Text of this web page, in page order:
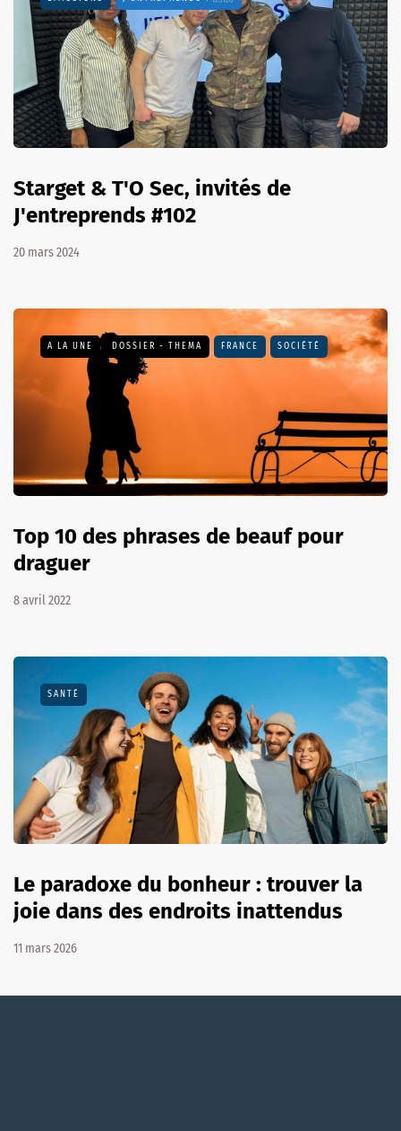
Starget & T'O Sec, invités de
J'entreprends #102
20 mars 2024
A LA UNE DOSSIER - THEMA FRANCE SOCIÉTÉ
Top 10 des phrases de beauf pour
draguer
8 avril 2022
SANTÉ
Le paradoxe du bonheur : trouver la
joie dans des endroits inattendus
11 mars 2026